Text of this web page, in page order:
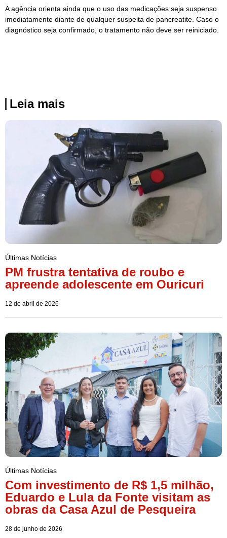
A agência orienta ainda que o uso das medicações seja suspenso
imediatamente diante de qualquer suspeita de pancreatite. Caso o
diagnóstico seja confirmado, o tratamento não deve ser reiniciado.
Leia mais
Últimas Notícias
PM frustra tentativa de roubo e
apreende adolescente em Ouricuri
12 de abril de 2026
Últimas Notícias
Com investimento de R$ 1,5 milhão,
Eduardo e Lula da Fonte visitam as
obras da Casa Azul de Pesqueira
28 de junho de 2026